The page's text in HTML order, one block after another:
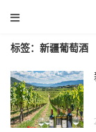
标签：新疆葡萄酒